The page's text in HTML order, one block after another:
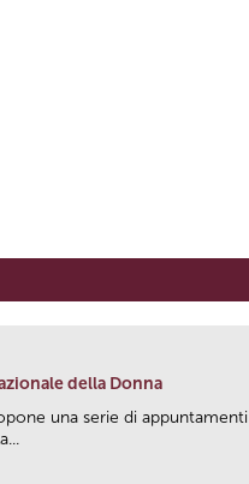
della Donna
una serie di appuntamenti